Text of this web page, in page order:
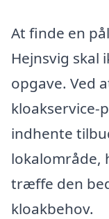
At finde en
Hejnsvig
opgave. Ved
kloakservice-
indhente
lokalområde,
træffe den
kloakbehov.